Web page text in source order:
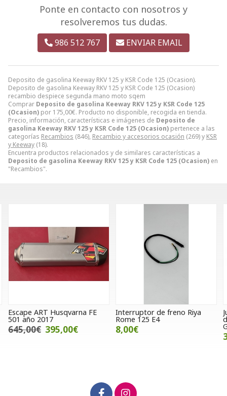
Deposito de gasolina Keeway RKV 125 y KSR Code 125 (Ocasion).
Deposito de gasolina Keeway RKV 125 y KSR Code 125 (Ocasion)
recambio despiece segunda mano moto sqem
Comprar Deposito de gasolina Keeway RKV 125 y KSR Code 125
(Ocasion) por 175,00€. Producto no disponible, recogida en tienda.
Precio, información, características e imágenes de Deposito de
gasolina Keeway RKV 125 y KSR Code 125 (Ocasion) pertenece a las
categorías Recambios (846), Recambio y accesorios ocasión (269) y KSR
y Keeway (18).
Encuentra productos relacionados y de similares características a
Deposito de gasolina Keeway RKV 125 y KSR Code 125 (Ocasion) en
"Recambios".
Ponte en contacto con nosotros y
resolveremos tus dudas.
986 512 767 ENVIAR EMAIL
Interruptor de freno Riya
Rome 125 E4
8,00€
Junta tensor cadena
distribución Hyosung Aquila
GV y GT 650
3,00€